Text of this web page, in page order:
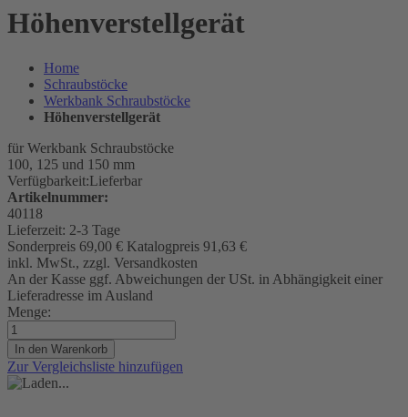
Höhenverstellgerät
Home
Schraubstöcke
Werkbank Schraubstöcke
Höhenverstellgerät
für Werkbank Schraubstöcke
100, 125 und 150 mm
Verfügbarkeit:Lieferbar
Artikelnummer:
40118
Lieferzeit: 2-3 Tage
Sonderpreis 69,00 € Katalogpreis 91,63 €
inkl. MwSt., zzgl. Versandkosten
An der Kasse ggf. Abweichungen der USt. in Abhängigkeit einer
Lieferadresse im Ausland
Menge:
In den Warenkorb
Zur Vergleichsliste hinzufügen